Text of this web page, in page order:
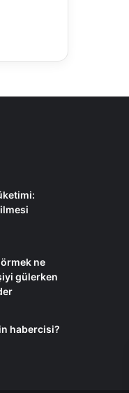
ne
gülerken
habercisi?